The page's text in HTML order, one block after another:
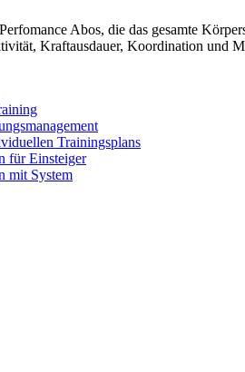
Abos, die das gesamte
Kraftausdauer, Koordination und
Trainingsplans
für Einsteiger
mit System